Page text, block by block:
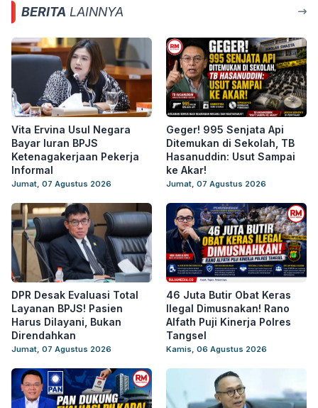
BERITA LAINNYA
Vita Ervina Usul Negara
Bayar Iuran BPJS
Ketenagakerjaan Pekerja
Informal
Jumat, 07 Agustus 2026
Geger! 995 Senjata Api
Ditemukan di Sekolah, TB
Hasanuddin: Usut Sampai
ke Akar!
Jumat, 07 Agustus 2026
DPR Desak Evaluasi Total
Layanan BPJS! Pasien
Harus Dilayani, Bukan
Direndahkan
Jumat, 07 Agustus 2026
46 Juta Butir Obat Keras
Ilegal Dimusnakan! Rano
Alfath Puji Kinerja Polres
Tangsel
Kamis, 06 Agustus 2026